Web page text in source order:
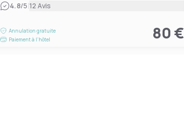
4.8/5|12 Avis
Annulation gratuite
Paiement à l'hôtel
80 €